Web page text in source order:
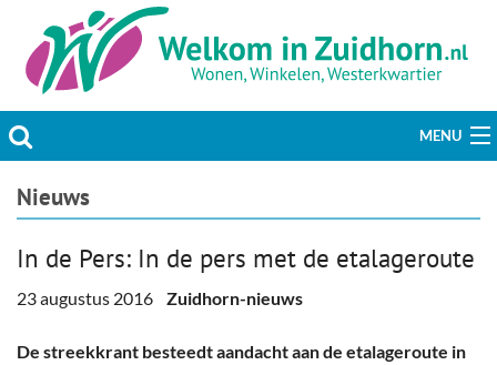
MENU
Actueel
Welzijn & Maatschappij
Bedrijven
Nieuws
In de Pers: In de pers met de etalageroute
23 augustus 2016 Zuidhorn-nieuws
De streekkrant besteedt aandacht aan de etalageroute in